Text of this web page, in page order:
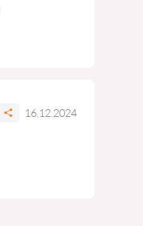
16.12.2024